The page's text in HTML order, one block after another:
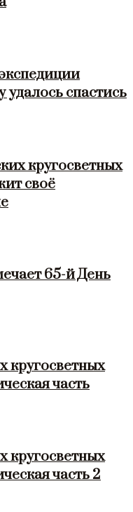
спастись
кругосветных
своё
65-й День
кругосветных
часть
кругосветных
часть 2